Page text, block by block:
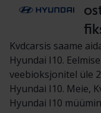
Kvdcarsis saame
Hyundai I10.
veebioksjonitel üle
Hyundai I10. Meie,
Hyundai I10